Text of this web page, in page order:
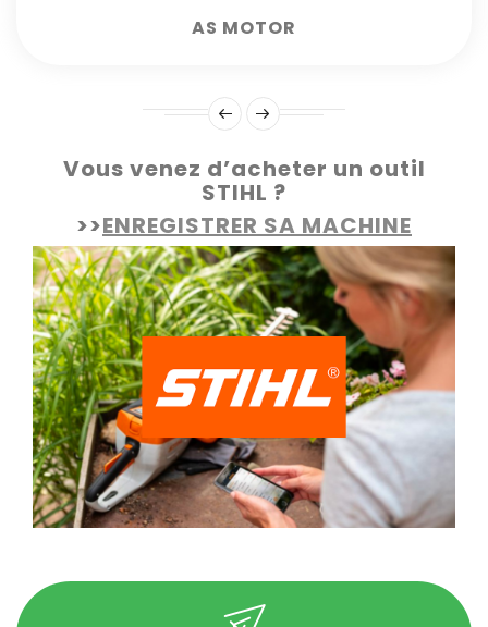
AS MOTOR
Vous venez d’acheter un outil
STIHL ?
>>ENREGISTRER SA MACHINE